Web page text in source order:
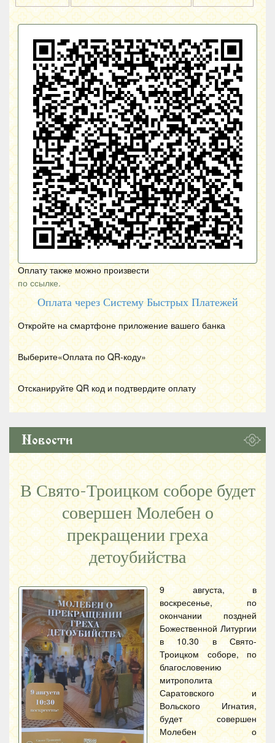
Оплату также можно произвести
по ссылке.
Оплата через Систему Быстрых Платежей
Откройте на смартфоне приложение вашего банка
Выберите«Оплата по QR-коду»
Отсканируйте QR код и подтвердите оплату
Новости
В Свято-Троицком соборе будет
совершен Молебен о
прекращении греха
детоубийства
9 августа, в
воскресенье, по
окончании поздней
Божественной Литургии
в 10.30 в Свято-
Троицком соборе, по
благословению
митрополита
Саратовского и
Вольского Игнатия,
будет совершен
Молебен о